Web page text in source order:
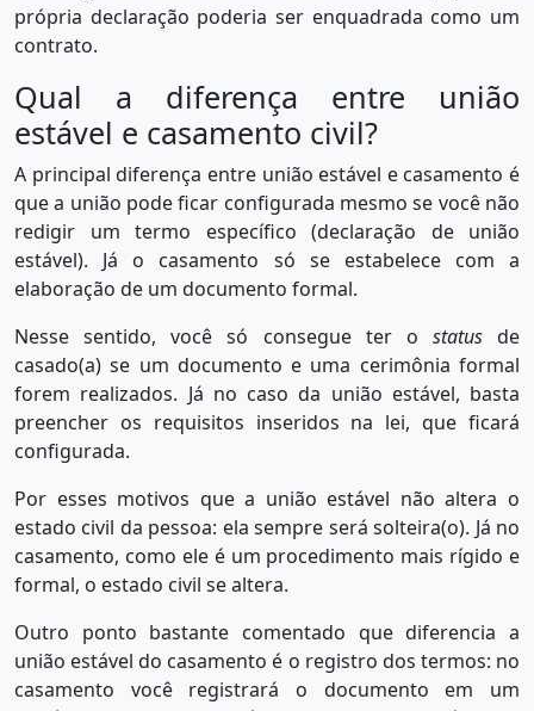
própria declaração poderia ser enquadrada como um
contrato.
Qual a diferença entre união
estável e casamento civil?
A principal diferença entre união estável e casamento é
que a união pode ficar configurada mesmo se você não
redigir um termo específico (declaração de união
estável). Já o casamento só se estabelece com a
elaboração de um documento formal.
Nesse sentido, você só consegue ter o statusde
casado(a) se um documento e uma cerimônia formal
forem realizados. Já no caso da união estável, basta
preencher os requisitos inseridos na lei, que ficará
configurada.
Por esses motivos que a união estável não altera o
estado civil da pessoa: ela sempre será solteira(o). Já no
casamento, como ele é um procedimento mais rígido e
formal, o estado civil se altera.
Outro ponto bastante comentado que diferencia a
união estável do casamento é o registro dos termos: no
casamento você registrará o documento em um